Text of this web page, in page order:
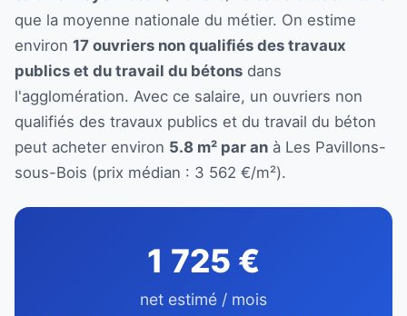
que la moyenne nationale du métier. On estime
environ 17 ouvriers non qualifiés des travaux
publics et du travail du bétons dans
l'agglomération. Avec ce salaire, un ouvriers non
qualifiés des travaux publics et du travail du béton
peut acheter environ 5.8 m² par an à Les Pavillons-
sous-Bois (prix médian : 3 562 €/m²).
1 725 €
net estimé / mois